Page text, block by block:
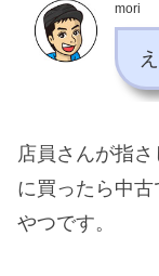
mori
店員さんが指
に買ったら中
やつです。